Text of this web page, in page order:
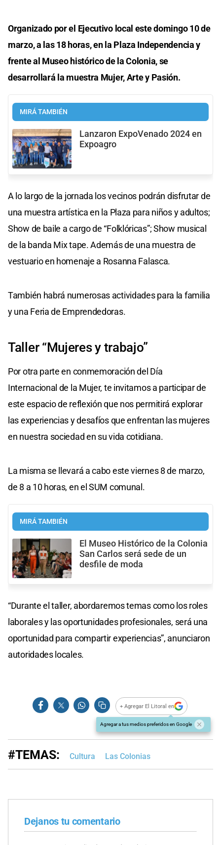
Organizado por el Ejecutivo local este domingo 10 de
marzo, a las 18 horas, en la Plaza Independencia y
frente al Museo histórico de la Colonia, se
desarrollará la muestra Mujer, Arte y Pasión.
MIRÁ TAMBIÉN
Lanzaron ExpoVenado 2024 en
Expoagro
A lo largo de la jornada los vecinos podrán disfrutar de
una muestra artística en la Plaza para niños y adultos;
Show de baile a cargo de “Folklóricas”; Show musical
de la banda Mix tape. Además de una muestra de
vestuario en homenaje a Rosanna Falasca.
También habrá numerosas actividades para la familia
y una Feria de Emprendedoras.
Taller “Mujeres y trabajo”
Por otra parte en conmemoración del Día
Internacional de la Mujer, te invitamos a participar de
este espacio de reflexión que nos permitirá explorar
las experiencias y desafíos que enfrentan las mujeres
en nuestra sociedad en su vida cotidiana.
La misma se llevará a cabo este viernes 8 de marzo,
de 8 a 10 horas, en el SUM comunal.
MIRÁ TAMBIÉN
El Museo Histórico de la Colonia
San Carlos será sede de un
desfile de moda
“Durante el taller, abordaremos temas como los roles
laborales y las oportunidades profesionales, será una
oportunidad para compartir experiencias”, anunciaron
autoridades locales.
+ Agregar El Litoral en
Agregar a tus medios preferidos en Google
#TEMAS: Cultura Las Colonias
Dejanos tu comentario